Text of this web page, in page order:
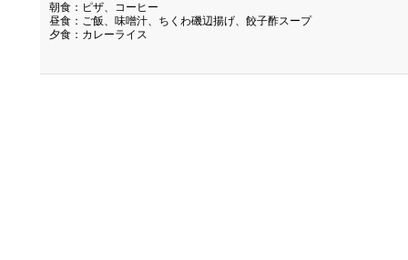
朝食：ピザ、コーヒー
昼食：ご飯、味噌汁、ちくわ磯辺揚げ、餃子酢スープ
夕食：カレーライス